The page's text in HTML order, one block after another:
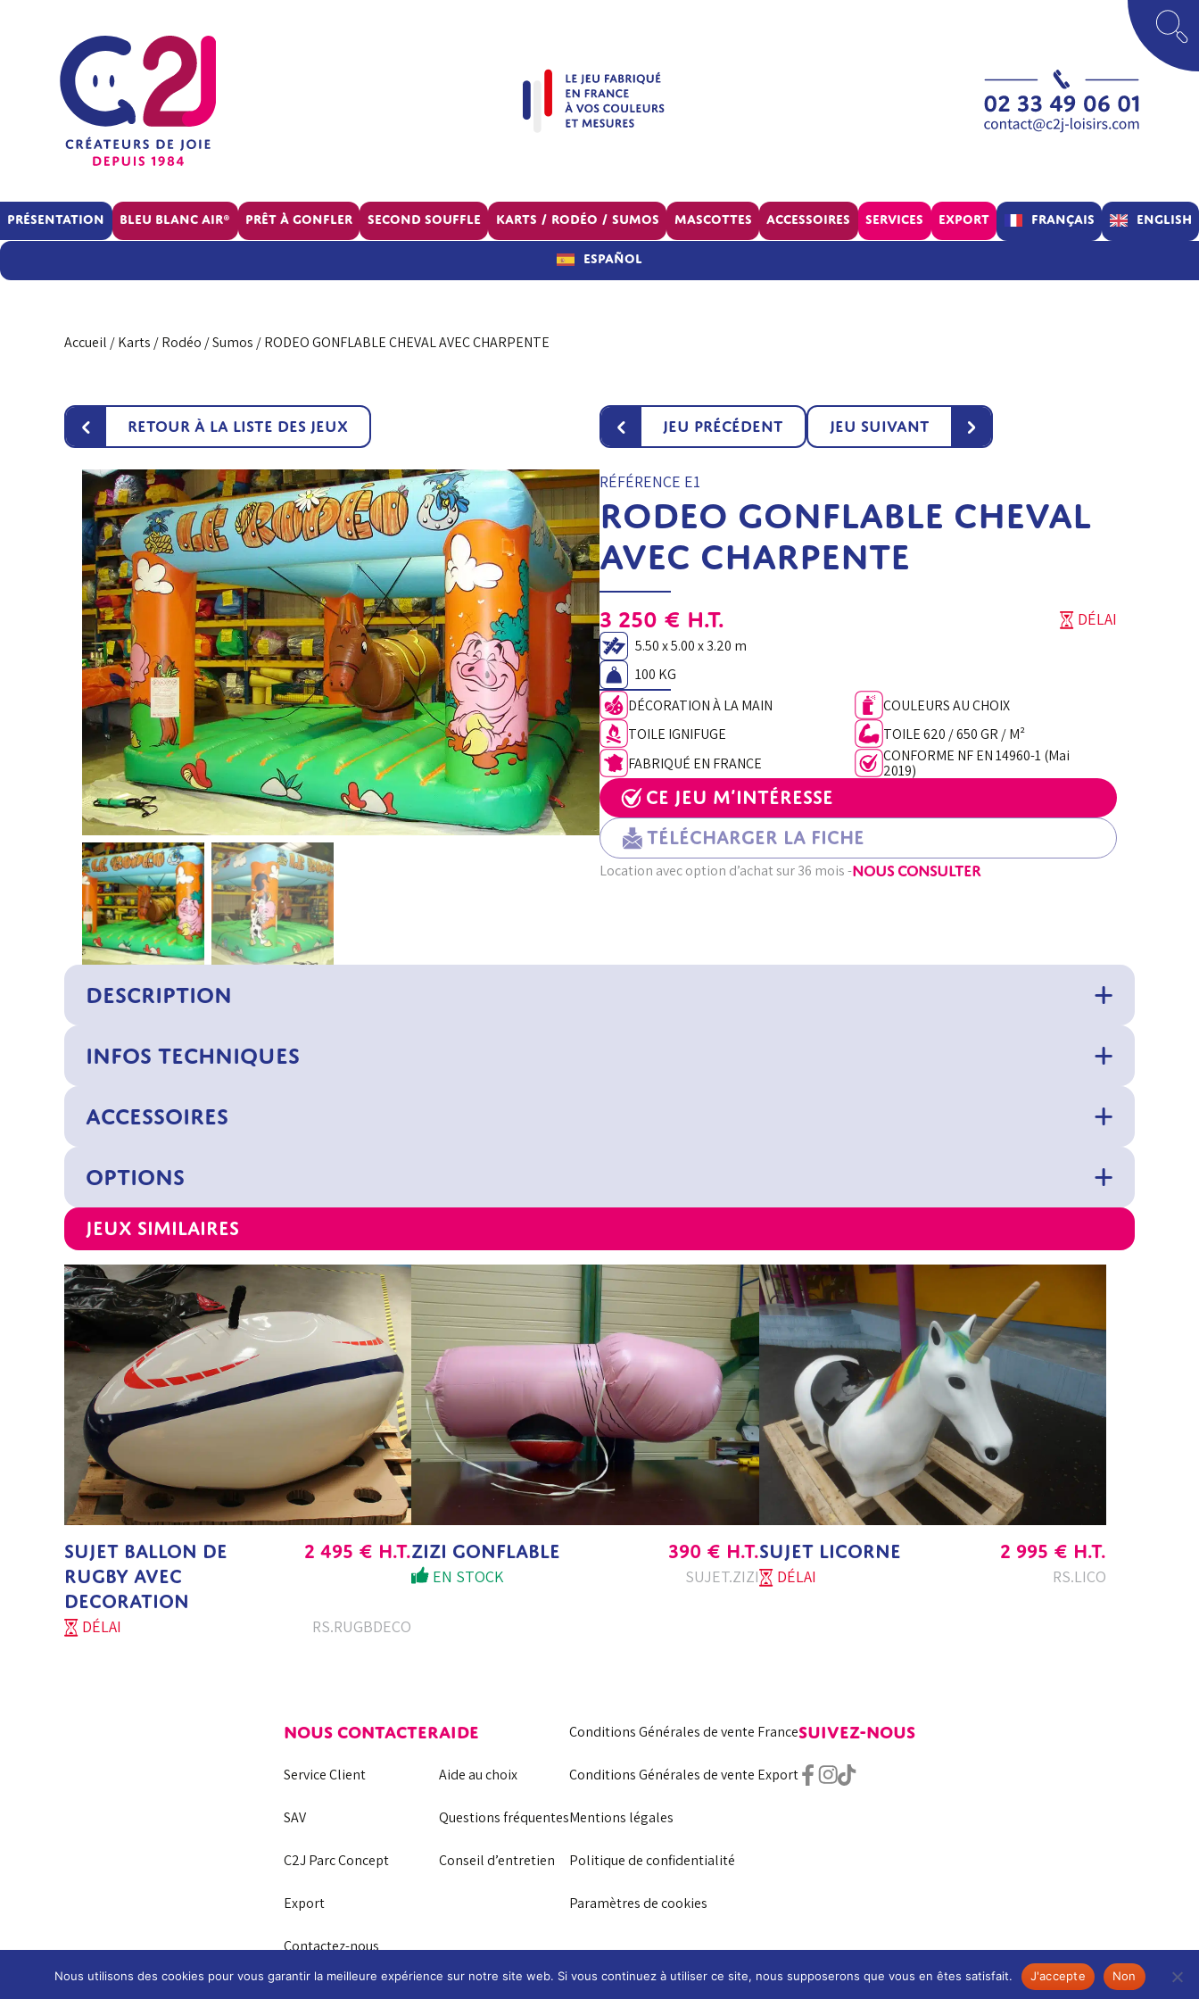
Présentation BLEU BLANC AIR® Prêt à gonfler Second souffle Karts / Rodéo / Sumos Mascottes Accessoires Services Export Français English
Español
Accueil /Karts / Rodéo / Sumos / RODEO GONFLABLE CHEVAL AVEC CHARPENTE
‹ Retour à la liste des jeux ‹ Jeu précédent Jeu suivant ›
RÉFÉRENCE E1
RODEO GONFLABLE CHEVAL
AVEC CHARPENTE
3 250 € H.T. DÉLAI
5.50 x 5.00 x 3.20 m
100 KG
DÉCORATION À LA MAIN
COULEURS AU CHOIX
TOILE IGNIFUGE
TOILE 620 / 650 GR / M²
FABRIQUÉ EN FRANCE
CONFORME NF EN 14960-1 (Mai
2019)
Ce jeu m’intéresse
Télécharger la fiche
Location avec option d’achat sur 36 mois -NOUS CONSULTER
DESCRIPTION
INFOS TECHNIQUES
ACCESSOIRES
OPTIONS
Jeux similaires
SUJET BALLON DE
RUGBY AVEC
DECORATION
2 495 € H.T.
DÉLAI RS.RUGBDECO
ZIZI GONFLABLE 390 € H.T.
EN STOCK SUJET.ZIZI
SUJET LICORNE 2 995 € H.T.
DÉLAI RS.LICO
NOUS CONTACTER
Service Client
SAV
C2J Parc Concept
Export
Contactez-nous
AIDE
Aide au choix
Questions fréquentes
Conseil d’entretien
Conditions Générales de vente France
Conditions Générales de vente Export
Mentions légales
Politique de confidentialité
Paramètres de cookies
SUIVEZ-NOUS
Nous utilisons des cookies pour vous garantir la meilleure expérience sur notre site web. Si vous continuez à utiliser ce site, nous supposerons que vous en êtes satisfait. J'accepte Non